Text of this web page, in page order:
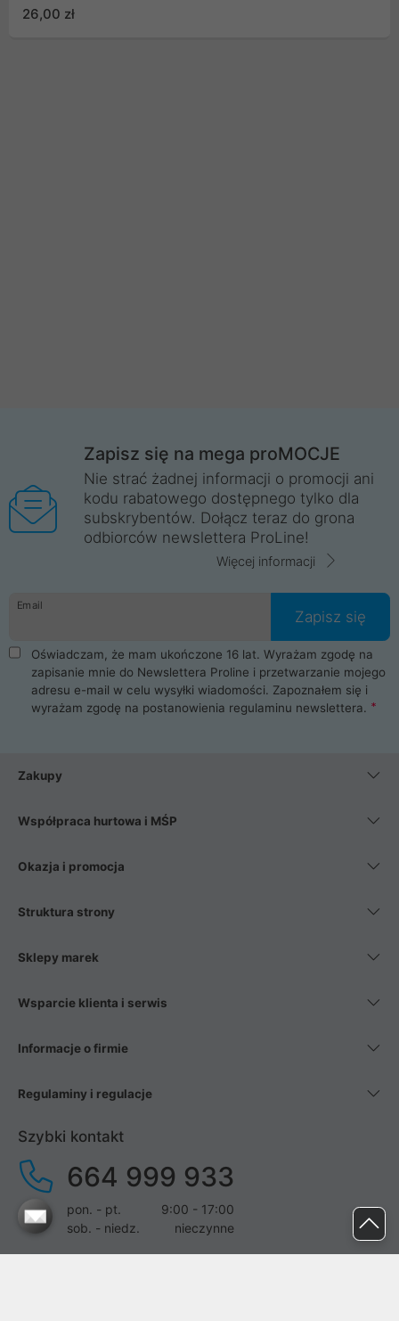
26,00 zł
Zapisz się na mega proMOCJE
Nie strać żadnej informacji o promocji ani
kodu rabatowego dostępnego tylko dla
subskrybentów. Dołącz teraz do grona
odbiorców newslettera ProLine!
Więcej informacji
Email
Zapisz się
Oświadczam, że mam ukończone 16 lat. Wyrażam zgodę na
zapisanie mnie do Newslettera Proline i przetwarzanie mojego
adresu e-mail w celu wysyłki wiadomości. Zapoznałem się i
wyrażam zgodę na postanowienia regulaminu newslettera.
Zakupy
Współpraca hurtowa i MŚP
Okazja i promocja
Struktura strony
Sklepy marek
Wsparcie klienta i serwis
Informacje o firmie
Regulaminy i regulacje
Szybki kontakt
664 999 933
pon. - pt.
9:00 - 17:00
sob. - niedz.
nieczynne